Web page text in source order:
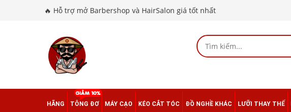
🔥 Hỗ trợ mở Barbershop và HairSalon giá tốt nhất
HÃNG TÔNG ĐƠ MÁY CẠO KÉO CẮT TÓC ĐỒ NGHỀ KHÁC LƯỠI THAY THẾ